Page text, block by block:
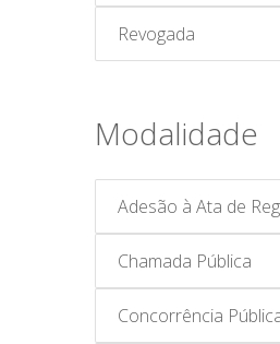
Revogada
Modalidade
Adesão à Ata de
Chamada Pública
Concorrência